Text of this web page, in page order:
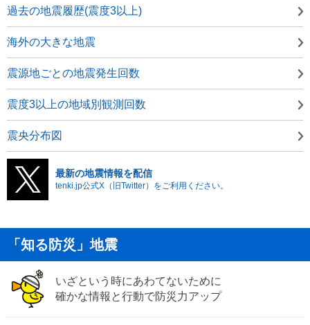
過去の地震履歴(震度3以上)
海外の大きな地震
震源地ごとの地震発生回数
震度3以上の地域別観測回数
震央分布図
最新の地震情報を配信
tenki.jp公式X（旧Twitter）をご利用ください。
「知る防災」地震
いざという時にあわてないために
確かな情報と行動で防災力アップ